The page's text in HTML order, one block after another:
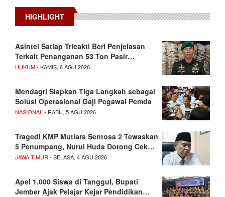
HIGHLIGHT
Asintel Satlap Tricakti Beri Penjelasan
Terkait Penanganan 53 Ton Pasir…
HUKUM- KAMIS, 6 AGU 2026
Mendagri Siapkan Tiga Langkah sebagai
Solusi Operasional Gaji Pegawai Pemda
NASIONAL - RABU, 5 AGU 2026
Tragedi KMP Mutiara Sentosa 2 Tewaskan
5 Penumpang, Nurul Huda Dorong Cek…
JAWA TIMUR - SELASA, 4 AGU 2026
Apel 1.000 Siswa di Tanggul, Bupati
Jember Ajak Pelajar Kejar Pendidikan…